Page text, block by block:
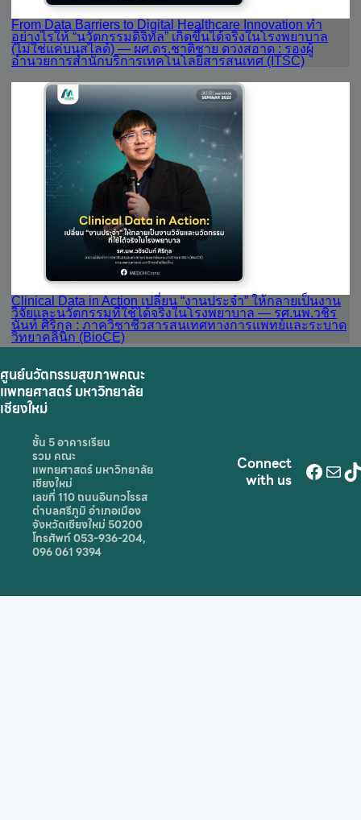
From Data Barriers to Digital Healthcare Innovation ทำ
อย่างไรให้ “นวัตกรรมดิจิทัล” เกิดขึ้นได้จริงในโรงพยาบาล
(ไม่ใช่แค่บนสไลด์) — ผศ.ดร.ชาติชาย ดวงสอาด : รองผู้
อำนวยการสำนักบริการเทคโนโลยีสารสนเทศ (ITSC)
Clinical Data in Action เปลี่ยน “งานประจำ” ให้กลายเป็นงาน
วิจัยและนวัตกรรมที่ใช้ได้จริงในโรงพยาบาล — รศ.นพ.วชิร
นันท์ ศิริกุล : ภาควิชาชีวสารสนเทศทางการแพทย์และระบาด
วิทยาคลินิก (BioCE)
ศูนย์นวัตกรรมสุขภาพคณะ
แพทยศาสตร์ มหาวิทยาลัย
เชียงใหม่
ชั้น 5 อาคารเรียน
รวม คณะ
แพทยศาสตร์ มหาวิทยาลัย
เชียงใหม่
เลขที่ 110 ถนนอินทวโรรส
ตำบลศรีภูมิ อำเภอเมือง
จังหวัดเชียงใหม่ 50200
โทรศัพท์ 053-936-204,
096 061 9394
Connect
with us